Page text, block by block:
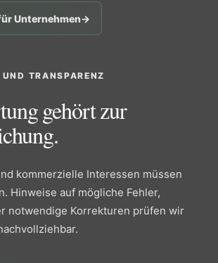
Unternehmen→
TRANSPARENZ
gehört zur
kommerzielle Interessen müssen
Hinweise auf mögliche Fehler,
notwendige Korrekturen prüfen wir